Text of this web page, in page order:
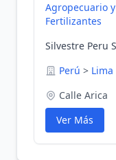
Agropecuario
Fertilizantes
Silvestre Peru
Perú > Lima
Calle Arica
Ver Más